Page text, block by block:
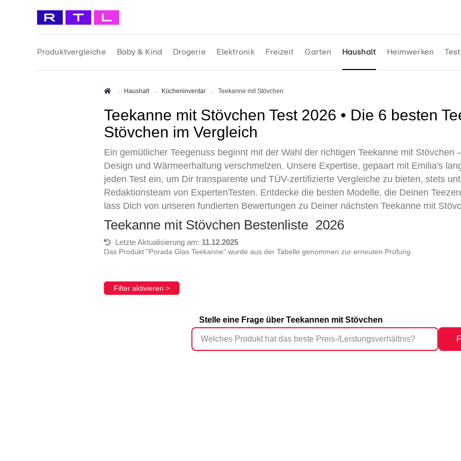
Produktvergleiche Baby & Kind Drogerie Elektronik Freizeit Garten Haushalt Heimwerken
Haushalt Kücheninventar Teekanne mit Stövchen
Teekanne mit Stövchen Test 2026 • Die 6 besten Teekannen mit
Stövchen im Vergleich
Ein gemütlicher Teegenuss beginnt mit der Wahl der richtigen Teekanne mit Stövchen
Design und Wärmeerhaltung verschmelzen. Unsere Expertise, gepaart mit Emilia's
jeden Test ein, um Dir transparente und TÜV-zertifizierte Vergleiche zu bieten, stets
Redaktionsteam von ExpertenTesten. Entdecke die besten Modelle, die Deinen
lass Dich von unseren fundierten Bewertungen zu Deiner nächsten Teekanne mit
Teekanne mit Stövchen Bestenliste 2026
Letzte Aktualisierung am: 11.12.2025
Das Produkt "Porada Glas Teekanne" wurde aus der Tabelle genommen zur erneuten Prüfung.
Filter aktivieren >
Stelle eine Frage über Teekannen mit Stövchen